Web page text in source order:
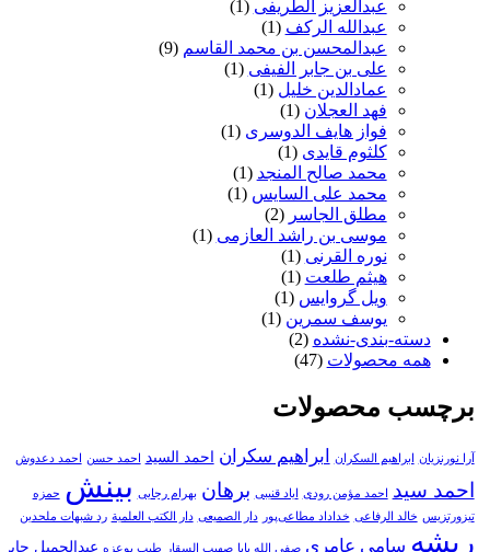
عبدالعزیز الطریفی (1)
عبدالله الرکف (1)
عبدالمحسن بن محمد القاسم (9)
علی بن جابر الفیفی (1)
عمادالدین خلیل (1)
فهد العجلان (1)
فواز هایف الدوسری (1)
کلثوم قایدی (1)
محمد صالح المنجد (1)
محمد علی السایس (1)
مطلق الجاسر (2)
موسی بن راشد العازمی (1)
نوره القرنی (1)
هیثم طلعت (1)
ویل گروایس (1)
یوسف سمرین (1)
دسته-بندی-نشده (2)
همه محصولات (47)
برچسب محصولات
آرا نورنزیان ابراهیم السکران ابراهیم سکران احمد السید احمد حسن احمد دعدوش
احمد سید احمد مؤمن رودی ایاد قنیبی برهان بهرام رجایی بینش
حمزه
تیزورتزیس خالد الرفاعی خداداد مطاعی‌پور دار الصمیعی دار الکتب العلمیة رد شبهات ملحدین
ریشه سامی عامری صفی الله پایا صهیب السقار طیب بوعزه عبدالجمیل جابر